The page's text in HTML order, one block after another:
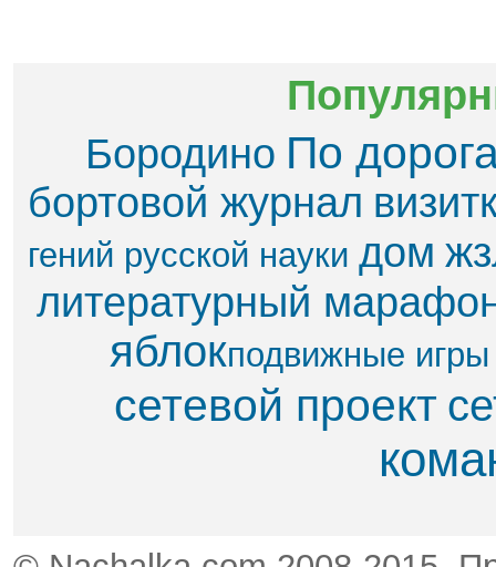
Бородино По
бортовой журнал
гений русской науки дом
литературный
яблок​подвижные игры
сетевой проект